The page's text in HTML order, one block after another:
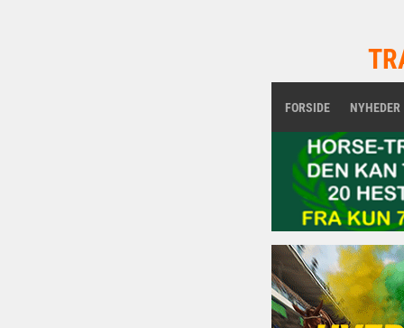
FORSIDE NYHEDER